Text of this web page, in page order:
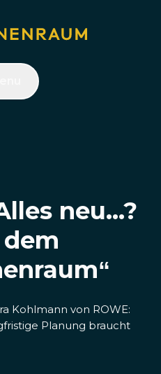
neu...?
Kohlmann von ROWE:
Planung braucht